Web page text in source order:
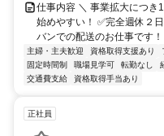
仕事内容 ＼ 事業拡大につき
始めやすい！ ✅完全週休２
バンでの配送のお仕事です
主婦・主夫歓迎 資格取得支援あり
固定時間制
職場見学可 転勤なし
交通費支給
資格取得手当あり
正社員